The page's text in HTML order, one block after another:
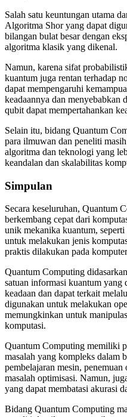
Salah satu keuntungan utama
Algoritma Shor yang dapat
bilangan bulat besar dengan
algoritma klasik yang dikenal.
Namun, karena sifat
kuantum juga rentan terhadap
dapat mempengaruhi
keadaannya dan menyebabkan
qubit dapat mempertahankan
Selain itu, bidang Quantum
para ilmuwan dan peneliti
algoritma dan teknologi yang
keandalan dan skalabilitas
Simpulan
Secara keseluruhan, Quantum
berkembang cepat dari
unik mekanika kuantum, seperti
untuk melakukan jenis
praktis dilakukan pada
Quantum Computing
satuan informasi kuantum yang
keadaan dan dapat terkait
digunakan untuk melakukan
memungkinkan untuk
komputasi.
Quantum Computing memiliki
masalah yang kompleks dalam
pembelajaran mesin,
masalah optimisasi. Namun,
yang dapat membatasi akurasi
Bidang Quantum Computing